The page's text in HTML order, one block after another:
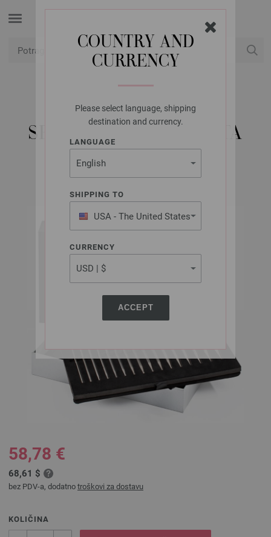
COUNTRY AND
CURRENCY
Please select language, shipping
destination and currency.
LANGUAGE
SHIPPING TO
USA - The United States
of America
CURRENCY
ACCEPT
LANA GROSSA
SET IGLA BOJE DRVETA
58,78 €
68,61 $
bez PDV-a, dodatno troškovi za dostavu
KOLIČINA